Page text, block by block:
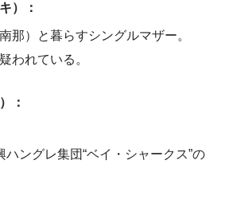
）：
那）と暮らすシングルマザー。
われている。
：
ングレ集団“ベイ・シャークス”の